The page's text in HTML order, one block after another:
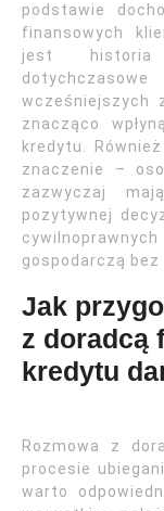
podstawie
finansowych
jest historia
wcześniejszych
znacząco
kredytu.
znaczenie –
zazwyczaj
pozytywnej
gospodarczą bez
Jak
z doradcą
kredytu
Rozmowa z
procesie
warto